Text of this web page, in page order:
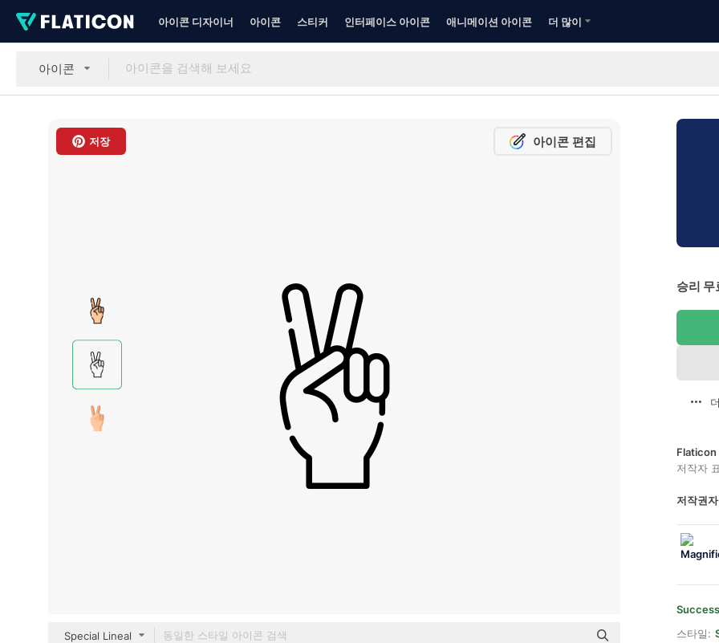
아이콘 디자이너 아이콘 스티커 인터페이스 아이콘 애니메이션 아이콘 더 많이
아이콘
저장 아이콘 편집
Special Lineal
승리 무
Flaticon
저작자
저작권
Success
스타일: